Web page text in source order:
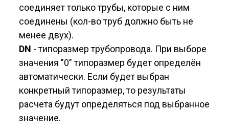
соединяет только трубы, которые с ним
соединены (кол-во труб должно быть не
менее двух).
DN - типоразмер трубопровода. При выборе
значения "0" типоразмер будет определён
автоматически. Если будет выбран
конкретный типоразмер, то результаты
расчета будут определяться под выбранное
значение.